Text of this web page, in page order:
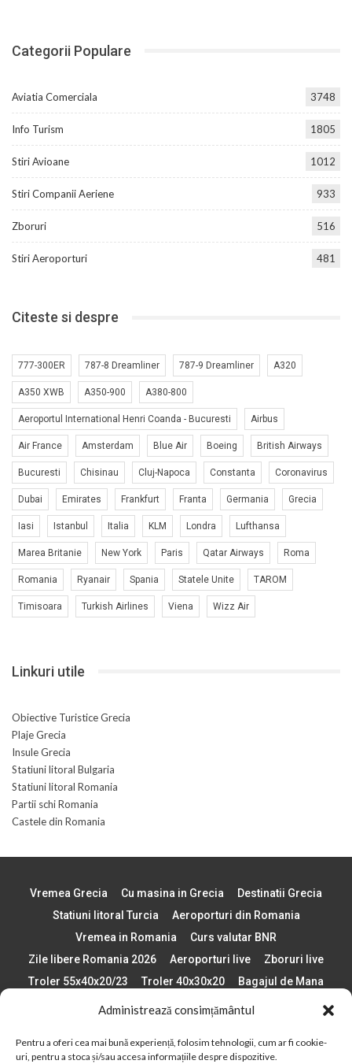
Administrează consimțământul
Pentru a oferi cea mai bună experiență, folosim tehnologii, cum ar fi cookie-
uri, pentru a stoca și/sau accesa informațiile despre dispozitive.
Categorii Populare
Aviatia Comerciala 3748
Info Turism 1805
Stiri Avioane 1012
Stiri Companii Aeriene 933
Zboruri 516
Stiri Aeroporturi 481
Citeste si despre
777-300ER 787-8 Dreamliner 787-9 Dreamliner A320
A350 XWB A350-900 A380-800
Aeroportul International Henri Coanda - Bucuresti Airbus
Air France Amsterdam Blue Air Boeing British Airways
Bucuresti Chisinau Cluj-Napoca Constanta Coronavirus
Dubai Emirates Frankfurt Franta Germania Grecia
Iasi Istanbul Italia KLM Londra Lufthansa
Marea Britanie New York Paris Qatar Airways Roma
Romania Ryanair Spania Statele Unite TAROM
Timisoara Turkish Airlines Viena Wizz Air
Linkuri utile
Obiective Turistice Grecia
Plaje Grecia
Insule Grecia
Statiuni litoral Bulgaria
Statiuni litoral Romania
Partii schi Romania
Castele din Romania
Vremea Grecia Cu masina in Grecia
Destinatii Grecia
Statiuni litoral Turcia
Aeroporturi din Romania
Vremea in Romania
Curs valutar BNR
Zile libere Romania 2026
Aeroporturi live
Zboruri live
Troler 55x40x20/23
Troler 40x30x20
Bagajul de Mana
Paste 2026
Cele mai bune telefoane
Plaje din Europa
Concerte Romania 2025